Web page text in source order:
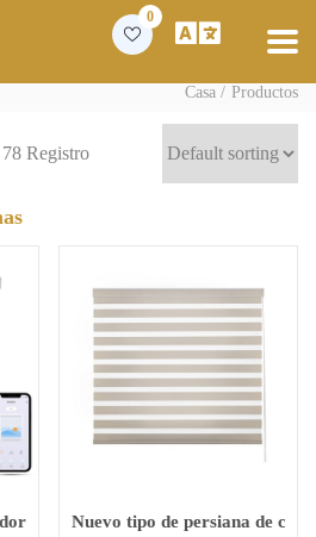
0
Casa Productos
Registro
de sombra, persiana de control
Nuevo tipo de persiana de